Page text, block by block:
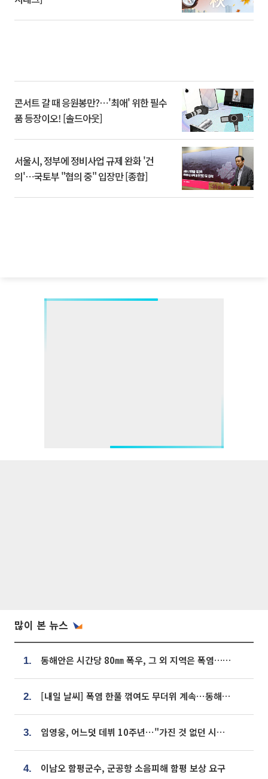
콘서트 갈 때 응원봉만?⋯'최애' 위한 필수
품 등장이오! [솔드아웃]
서울시, 정부에 정비사업 규제 완화 '건
의'⋯국토부 "협의 중" 입장만 [종합]
많이 본 뉴스
1. 동해안은 시간당 80㎜ 폭우, 그 외 지역은 폭염…‘극과 극 날씨’
2. [내일 날씨] 폭염 한풀 꺾여도 무더위 계속⋯동해안 이틀 연속 비
3. 임영웅, 어느덧 데뷔 10주년⋯"가진 것 없던 시절, 내 앞엔 20명의 팬뿐"
4. 이남오 함평군수, 군공항 소음피해 함평 보상 요구